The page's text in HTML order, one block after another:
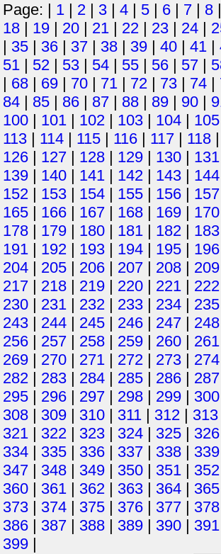
Page: | 1 | 2 | 3 | 4 | 5 | 6 | 7 | 8
18 | 19 | 20 | 21 | 22 | 23 | 24 |
| 35 | 36 | 37 | 38 | 39 | 40 | 41 |
51 | 52 | 53 | 54 | 55 | 56 | 57 |
| 68 | 69 | 70 | 71 | 72 | 73 | 74 |
84 | 85 | 86 | 87 | 88 | 89 | 90 |
100 | 101 | 102 | 103 | 104 | 105
113 | 114 | 115 | 116 | 117 | 118
126 | 127 | 128 | 129 | 130 | 131
139 | 140 | 141 | 142 | 143 | 144
152 | 153 | 154 | 155 | 156 | 157
165 | 166 | 167 | 168 | 169 | 170
178 | 179 | 180 | 181 | 182 | 183
191 | 192 | 193 | 194 | 195 | 196
204 | 205 | 206 | 207 | 208 | 209
217 | 218 | 219 | 220 | 221 | 222
230 | 231 | 232 | 233 | 234 | 235
243 | 244 | 245 | 246 | 247 | 248
256 | 257 | 258 | 259 | 260 | 261
269 | 270 | 271 | 272 | 273 | 274
282 | 283 | 284 | 285 | 286 | 287
295 | 296 | 297 | 298 | 299 | 300
308 | 309 | 310 | 311 | 312 | 313
321 | 322 | 323 | 324 | 325 | 326
334 | 335 | 336 | 337 | 338 | 339
347 | 348 | 349 | 350 | 351 | 352
360 | 361 | 362 | 363 | 364 | 365
373 | 374 | 375 | 376 | 377 | 378
386 | 387 | 388 | 389 | 390 | 391
399 |